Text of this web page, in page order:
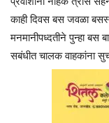
काही दिवस बस जवळा
मनमानीपध्दतीने पुन्हा
सबंधीत चालक वाहकांना